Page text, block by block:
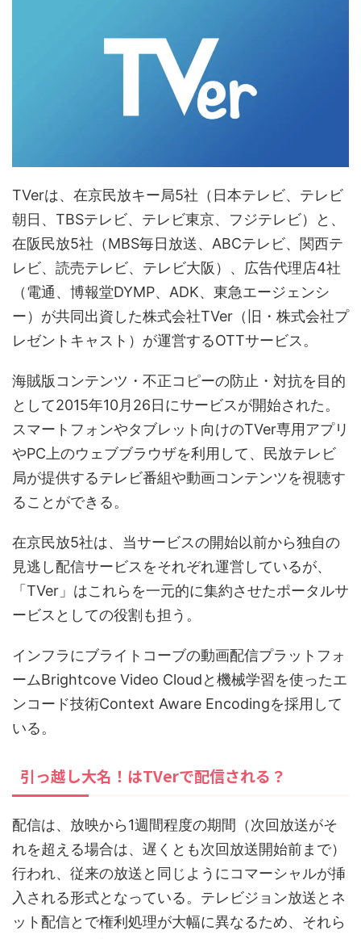
TVerは、在京民放キー局5社（日本テレビ、テレビ
朝日、TBSテレビ、テレビ東京、フジテレビ）と、
在阪民放5社（MBS毎日放送、ABCテレビ、関西テ
レビ、読売テレビ、テレビ大阪）、広告代理店4社
（電通、博報堂DYMP、ADK、東急エージェンシ
ー）が共同出資した株式会社TVer（旧・株式会社プ
レゼントキャスト）が運営するOTTサービス。
海賊版コンテンツ・不正コピーの防止・対抗を目的
として2015年10月26日にサービスが開始された。
スマートフォンやタブレット向けのTVer専用アプリ
やPC上のウェブブラウザを利用して、民放テレビ
局が提供するテレビ番組や動画コンテンツを視聴す
ることができる。
在京民放5社は、当サービスの開始以前から独自の
見逃し配信サービスをそれぞれ運営しているが、
「TVer」はこれらを一元的に集約させたポータルサ
ービスとしての役割も担う。
インフラにブライトコーブの動画配信プラットフォ
ームBrightcove Video Cloudと機械学習を使ったエ
ンコード技術Context Aware Encodingを採用して
いる。
引っ越し大名！はTVerで配信される？
配信は、放映から1週間程度の期間（次回放送がそ
れを超える場合は、遅くとも次回放送開始前まで）
行われ、従来の放送と同じようにコマーシャルが挿
入される形式となっている。テレビジョン放送とネ
ット配信とで権利処理が大幅に異なるため、それら